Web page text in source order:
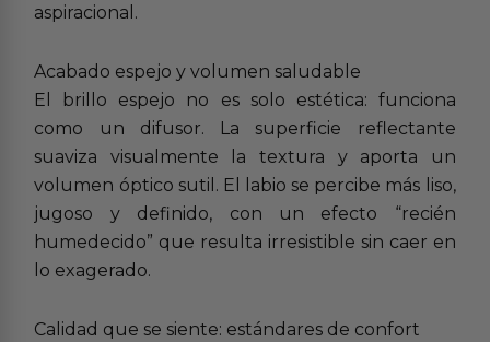
aspiracional.
Acabado espejo y volumen saludable
El brillo espejo no es solo estética: funciona
como un difusor. La superficie reflectante
suaviza visualmente la textura y aporta un
volumen óptico sutil. El labio se percibe más liso,
jugoso y definido, con un efecto “recién
humedecido” que resulta irresistible sin caer en
lo exagerado.
Calidad que se siente: estándares de confort